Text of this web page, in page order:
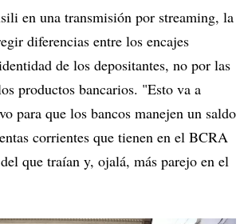
en una transmisión por streaming, la
diferencias entre los encajes
de los depositantes, no por las
productos bancarios. "Esto va a
para que los bancos manejen un saldo
corrientes que tienen en el BCRA
que traían y, ojalá, más parejo en el